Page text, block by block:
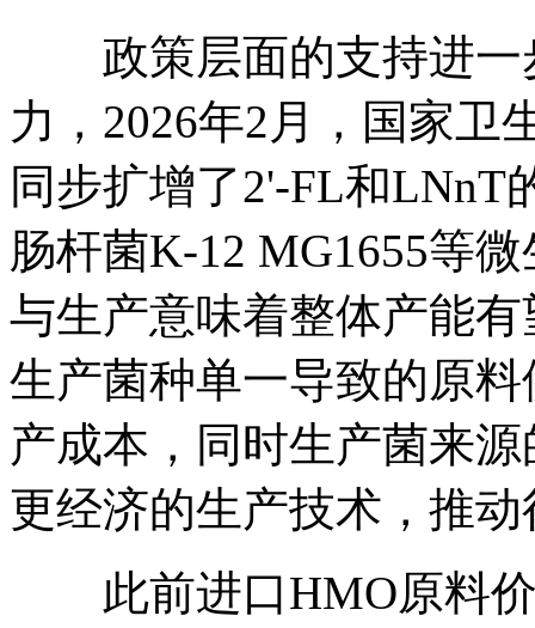
政策层面的支持进一
力，2026年2月，国家卫
同步扩增了2'-FL和LNnT
肠杆菌K-12 MG1655等
与生产意味着整体产能
生产菌种单一导致的原
产成本，同时生产菌来
更经济的生产技术，推
此前进口HMO原料价